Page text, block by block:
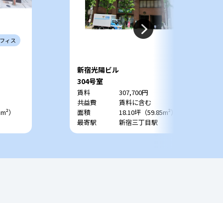
ィス
）
新宿光陽ビル
304号室
賃料
307,700円
共益費
賃料に含む
面積
18.10坪（59.85m²）
最寄駅
新宿三丁目駅